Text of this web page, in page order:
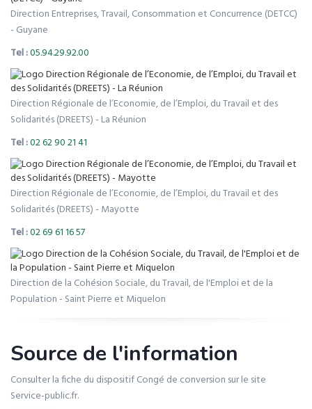
Direction Entreprises, Travail, Consommation et Concurrence (DETCC)
- Guyane
Tel :05.94.29.92.00
Direction Régionale de l’Economie, de l’Emploi, du Travail et des
Solidarités (DREETS) - La Réunion
Tel :02 62 90 21 41
Direction Régionale de l’Economie, de l’Emploi, du Travail et des
Solidarités (DREETS) - Mayotte
Tel :02 69 61 16 57
Direction de la Cohésion Sociale, du Travail, de l'Emploi et de la
Population - Saint Pierre et Miquelon
Source de l'information
Consulter la fiche du dispositif Congé de conversion sur le site
Service-public.fr.